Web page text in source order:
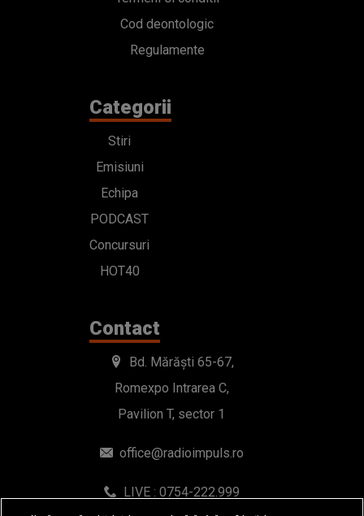
Cod deontologic
Regulamente
Categorii
Stiri
Emisiuni
Echipa
PODCAST
Concursuri
HOT40
Contact
Bd. Mărăști 65-67,
Romexpo Intrarea C,
Pavilion T, sector 1
office@radioimpuls.ro
LIVE : 0754-222.999